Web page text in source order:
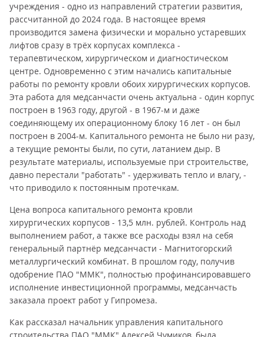
учреждения - одно из направлений стратегии развития,
рассчитанной до 2024 года. В настоящее время
производится замена физически и морально устаревших
лифтов сразу в трёх корпусах комплекса -
терапевтическом, хирургическом и диагностическом
центре. Одновременно с этим начались капитальные
работы по ремонту кровли обоих хирургических корпусов.
Эта работа для медсанчасти очень актуальна - один корпус
построен в 1963 году, другой - в 1967-м и даже
соединяющему их операционному блоку 16 лет - он был
построен в 2004-м. Капитального ремонта не было ни разу,
а текущие ремонты были, по сути, латанием дыр. В
результате материалы, используемые при строительстве,
давно перестали "работать" - удерживать тепло и влагу, -
что приводило к постоянным протечкам.
Цена вопроса капитального ремонта кровли
хирургических корпусов - 13,5 млн. рублей. Контроль над
выполнением работ, а также все расходы взял на себя
генеральный партнёр медсанчасти - Магнитогорский
металлургический комбинат. В прошлом году, получив
одобрение ПАО "ММК", полностью профинансировавшего
исполнение инвестиционной программы, медсанчасть
заказала проект работ у Гипромеза.
Как рассказал начальник управления капитального